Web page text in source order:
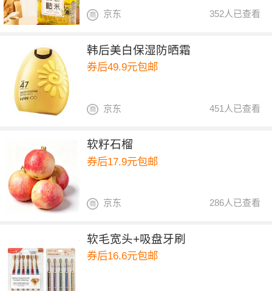
352人已查看
京东
韩后美白保湿防晒霜
券后49.9元包邮
451人已查看
京东
软籽石榴
券后17.9元包邮
286人已查看
京东
软毛宽头+吸盘牙刷
券后16.6元包邮